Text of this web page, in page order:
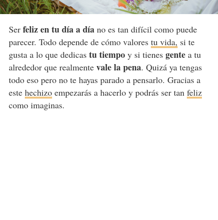
Ser feliz en tu día a díano es tan difícil como puede
parecer. Todo depende de cómo valores tu vida, si te
gusta a lo que dedicastu tiempoy si tienes gentea tu
alrededor que realmente vale la pena. Quizá ya tengas
todo eso pero no te hayas parado a pensarlo. Gracias a
este hechizoempezarás a hacerlo y podrás ser tan feliz
como imaginas.